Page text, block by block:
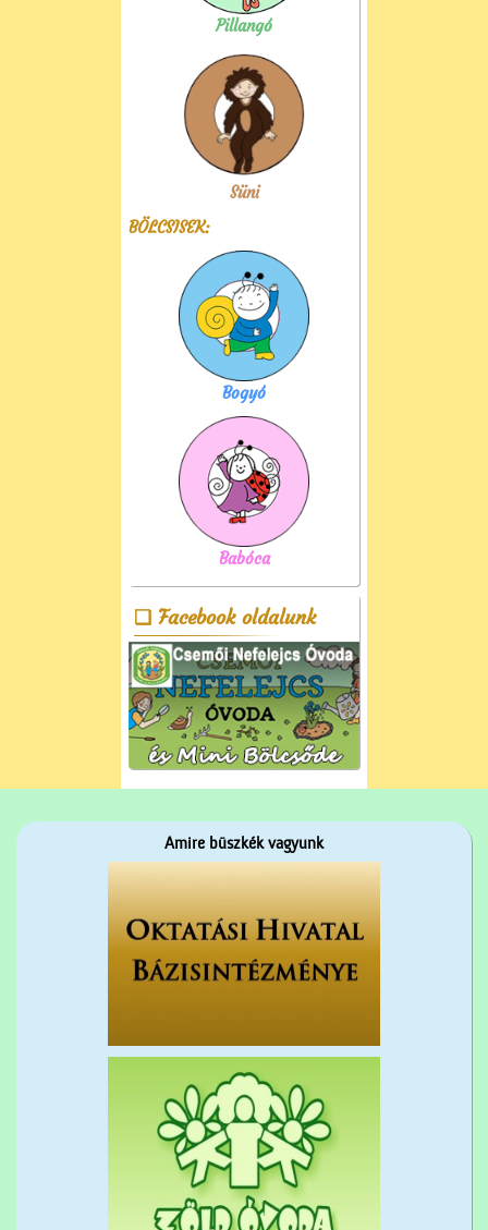
Pillangó
Süni
BÖLCSISEK:
Bogyó
Babóca
Facebook oldalunk
Amire büszkék vagyunk